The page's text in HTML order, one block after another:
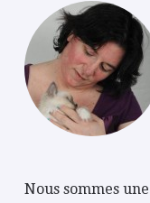
Nous sommes